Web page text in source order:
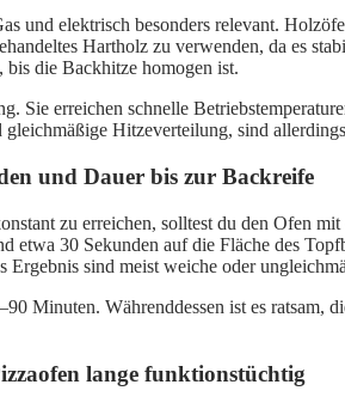
und elektrisch besonders relevant.
Hartholz zu verwenden, da es
die Backhitze homogen ist.
Sie erreichen schnelle
Hitzeverteilung, sind
und Dauer bis zur Backreife
zu erreichen, solltest du den Ofen
30 Sekunden auf die Fläche des
sind meist weiche oder
Minuten. Währenddessen ist es
lange funktionstüchtig